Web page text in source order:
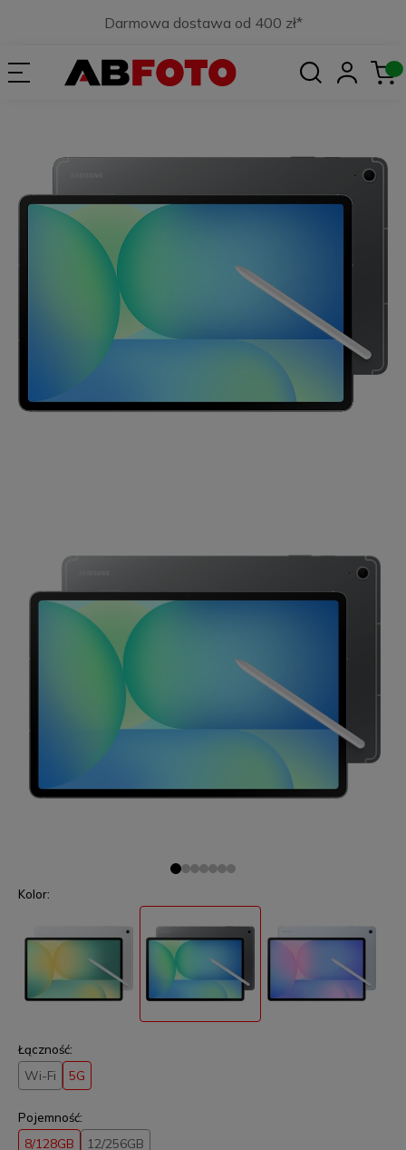
Darmowa dostawa od 400 zł*
Kolor:
Łączność:
Wi-Fi 5G
Pojemność:
8/128GB 12/256GB